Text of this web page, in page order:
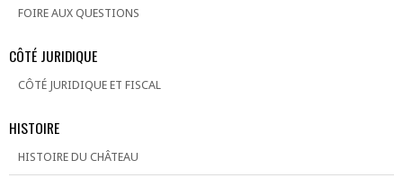
FOIRE AUX QUESTIONS
CÔTÉ JURIDIQUE
CÔTÉ JURIDIQUE ET FISCAL
HISTOIRE
HISTOIRE DU CHÂTEAU